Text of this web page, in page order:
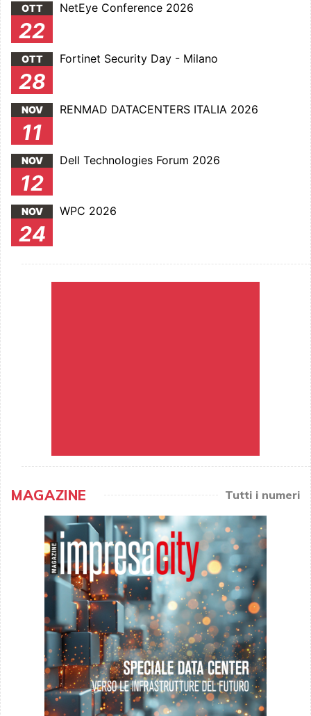
OTT
22
NetEye Conference 2026
OTT
28
Fortinet Security Day - Milano
NOV
11
RENMAD DATACENTERS ITALIA 2026
NOV
12
Dell Technologies Forum 2026
NOV
24
WPC 2026
MAGAZINE Tutti i numeri